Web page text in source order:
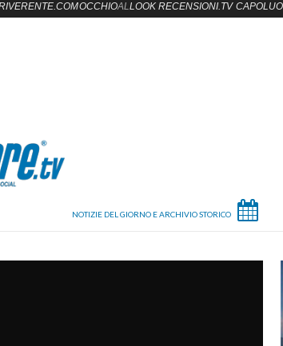
OCCHIOALLOOK RECENSIONI.TV